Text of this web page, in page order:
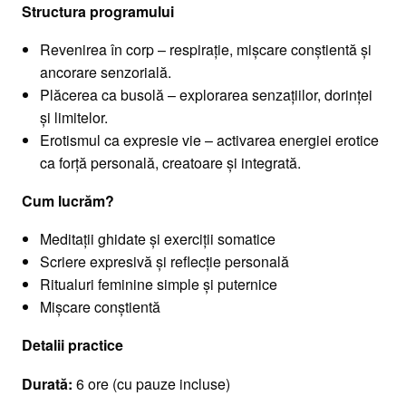
Structura programului
Revenirea în corp – respirație, mișcare conștientă și
ancorare senzorială.
Plăcerea ca busolă – explorarea senzațiilor, dorinței
și limitelor.
Erotismul ca expresie vie – activarea energiei erotice
ca forță personală, creatoare și integrată.
Cum lucrăm?
Meditații ghidate și exerciții somatice
Scriere expresivă și reflecție personală
Ritualuri feminine simple și puternice
Mișcare conștientă
Detalii practice
Durată: 6 ore (cu pauze incluse)